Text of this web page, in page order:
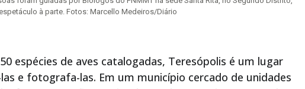
à parte. Fotos: Marcello Medeiros/Diário
espécies de aves catalogadas, Teresópolis é um lugar
e fotografa-las. Em um município cercado de unidades